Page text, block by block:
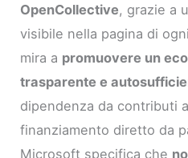
OpenCollective, grazie a
visibile nella pagina di
mira a promuovere un
trasparente e
dipendenza da contributi
finanziamento diretto da
Microsoft specifica che